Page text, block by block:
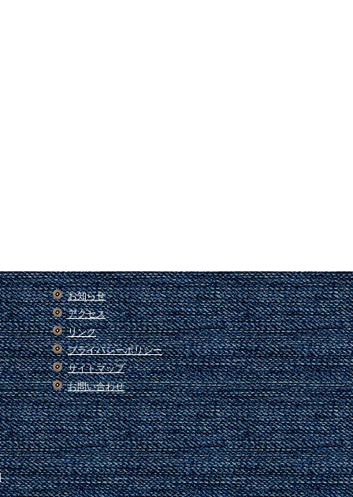
お知らせ
アクセス
リンク
プライバシーポリシー
サイトマップ
お問い合わせ